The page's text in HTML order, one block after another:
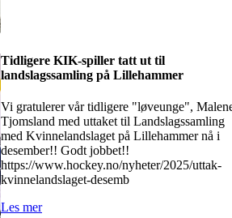
Tidligere KIK-spiller tatt ut til
landslagssamling på Lillehammer
Vi gratulerer vår tidligere "løveunge",
Tjomsland med uttaket til Landslagssamling
med Kvinnelandslaget på Lillehammer nå i
desember!! Godt jobbet!!
https://www.hockey.no/nyheter/2025/uttak-
kvinnelandslaget-desemb
Les mer